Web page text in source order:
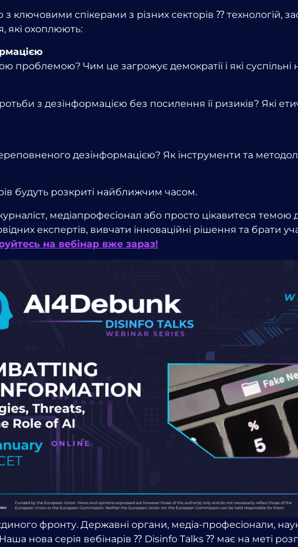
спікерами з різних секторів ⁇ технологій,
які охоплюють:
проблемою? Чим це загрожує демократії і які суспільні
з дезінформацією без посилення її ризиків? Які
дезінформацією? Як інструменти та
будуть розкриті найближчим часом.
медіапрофесіонал або просто цікавитеся темою
експертів, вивчати інноваційні рішення та брати
на вебінар вже зараз!
фронту. Державні органи, медіа-професіонали,
нова серія вебінарів ⁇ Disinfo Talks ⁇ має на меті